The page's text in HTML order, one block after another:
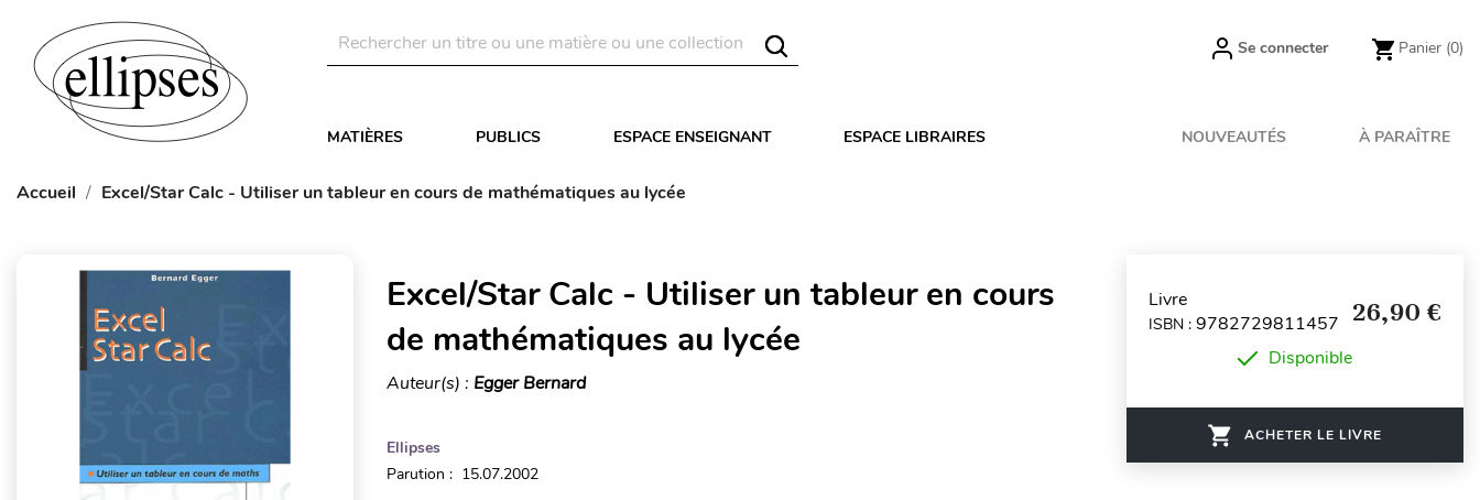
Se connecter Panier (0)
MATIÈRES PUBLICS ESPACE ENSEIGNANT ESPACE LIBRAIRES NOUVEAUTÉS À PARAÎTRE
Accueil Excel/Star Calc - Utiliser un tableur en cours de mathématiques au lycée
Excel/Star Calc - Utiliser un tableur en cours
de mathématiques au lycée
Auteur(s) : Egger Bernard
Ellipses
Parution : 15.07.2002
Livre
ISBN : 9782729811457 26,90 €
Disponible
ACHETER LE LIVRE